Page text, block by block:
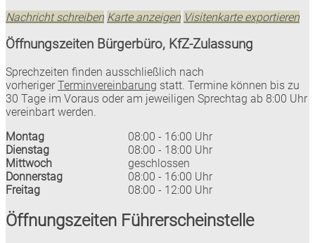
Nachricht schreiben Karte anzeigen Visitenkarte exportieren
Öffnungszeiten Bürgerbüro, KfZ-Zulassung
Sprechzeiten finden ausschließlich nach
vorheriger Terminvereinbarung statt. Termine können bis zu
30 Tage im Voraus oder am jeweiligen Sprechtag ab 8:00 Uhr
vereinbart werden.
Montag
08:00 - 16:00 Uhr
Dienstag
08:00 - 18:00 Uhr
Mittwoch
geschlossen
Donnerstag
08:00 - 16:00 Uhr
Freitag
08:00 - 12:00 Uhr
Öffnungszeiten Führerscheinstelle